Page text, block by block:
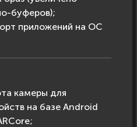
буферов);
приложений на ОС
камеры для
на базе Android